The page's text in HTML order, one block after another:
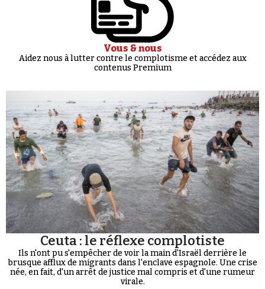
Vous & nous
Aidez nous à lutter contre le complotisme et accédez aux
contenus Premium
Ceuta : le réflexe complotiste
Ils n'ont pu s'empêcher de voir la main d'Israël derrière le
brusque afflux de migrants dans l'enclave espagnole. Une crise
née, en fait, d'un arrêt de justice mal compris et d'une rumeur
virale.